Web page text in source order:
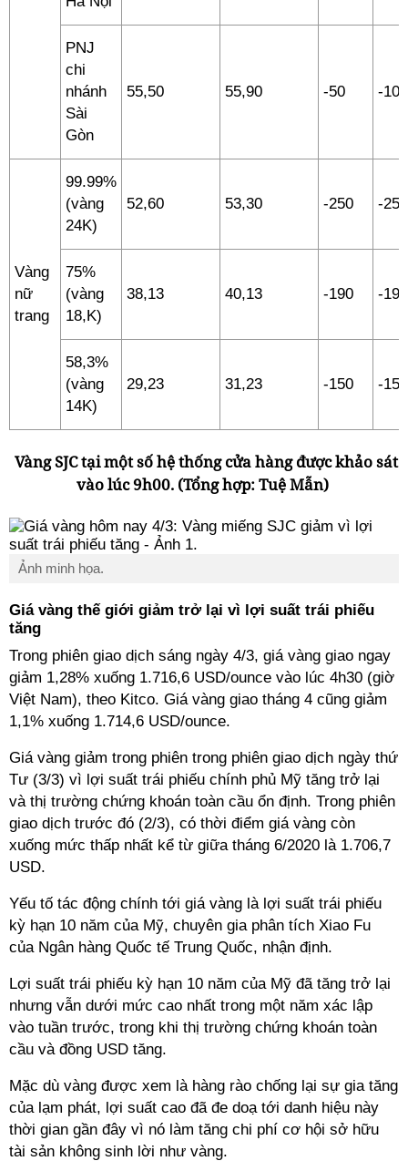
PNJ
chi
nhánh
Sài
Gòn
55,50 55,90 -50 -100
Vàng
nữ
trang
99.99%
(vàng
24K)
52,60 53,30 -250 -250
75%
(vàng
18,K)
38,13 40,13 -190 -190
58,3%
(vàng
14K)
29,23 31,23 -150 -150
Vàng SJC tại một số hệ thống cửa hàng được khảo sát
vào lúc 9h00. (Tổng hợp: Tuệ Mẫn)
Ảnh minh họa.
Giá vàng thế giới giảm trở lại vì lợi suất trái phiếu
tăng
Trong phiên giao dịch sáng ngày 4/3, giá vàng giao ngay
giảm 1,28% xuống 1.716,6 USD/ounce vào lúc 4h30 (giờ
Việt Nam), theo Kitco. Giá vàng giao tháng 4 cũng giảm
1,1% xuống 1.714,6 USD/ounce.
Giá vàng giảm trong phiên trong phiên giao dịch ngày thứ
Tư (3/3) vì lợi suất trái phiếu chính phủ Mỹ tăng trở lại
và thị trường chứng khoán toàn cầu ổn định. Trong phiên
giao dịch trước đó (2/3), có thời điểm giá vàng còn
xuống mức thấp nhất kể từ giữa tháng 6/2020 là 1.706,7
USD.
Yếu tố tác động chính tới giá vàng là lợi suất trái phiếu
kỳ hạn 10 năm của Mỹ, chuyên gia phân tích Xiao Fu
của Ngân hàng Quốc tế Trung Quốc, nhận định.
Lợi suất trái phiếu kỳ hạn 10 năm của Mỹ đã tăng trở lại
nhưng vẫn dưới mức cao nhất trong một năm xác lập
vào tuần trước, trong khi thị trường chứng khoán toàn
cầu và đồng USD tăng.
Mặc dù vàng được xem là hàng rào chống lại sự gia tăng
của lạm phát, lợi suất cao đã đe doạ tới danh hiệu này
thời gian gần đây vì nó làm tăng chi phí cơ hội sở hữu
tài sản không sinh lời như vàng.